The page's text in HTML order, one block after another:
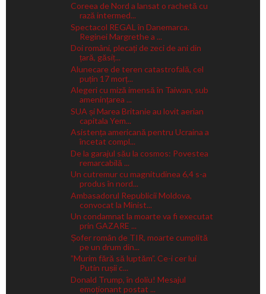
Coreea de Nord a lansat o rachetă cu
rază intermed...
Spectacol REGAL în Danemarca.
Reginei Margrethe a ...
Doi români, plecați de zeci de ani din
țară, găsiț...
Alunecare de teren catastrofală, cel
puțin 17 morț...
Alegeri cu miză imensă în Taiwan, sub
amenințarea ...
SUA și Marea Britanie au lovit aerian
capitala Yem...
Asistența americană pentru Ucraina a
încetat compl...
De la garajul său la cosmos: Povestea
remarcabilă ...
Un cutremur cu magnitudinea 6,4 s-a
produs în nord...
Ambasadorul Republicii Moldova,
convocat la Minist...
Un condamnat la moarte va fi executat
prin GAZARE ...
Șofer român de TIR, moarte cumplită
pe un drum din...
”Murim fără să luptăm”. Ce-i cer lui
Putin rușii c...
Donald Trump, în doliu! Mesajul
emoționant postat ...